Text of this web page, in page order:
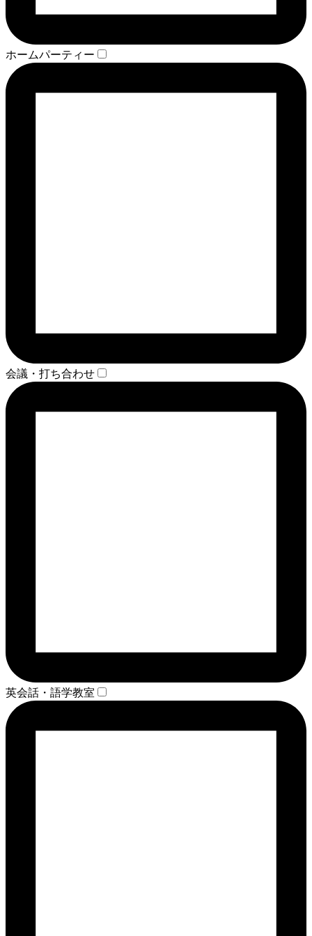
ホームパーティー
会議・打ち合わせ
英会話・語学教室